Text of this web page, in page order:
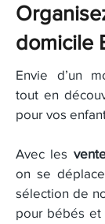
domicile
Envie d’un
tout en
pour vos
Avec les
on se
sélection de
pour bébés et